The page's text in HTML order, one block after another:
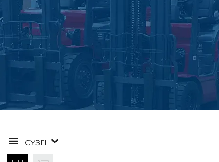
СҮЗГІ